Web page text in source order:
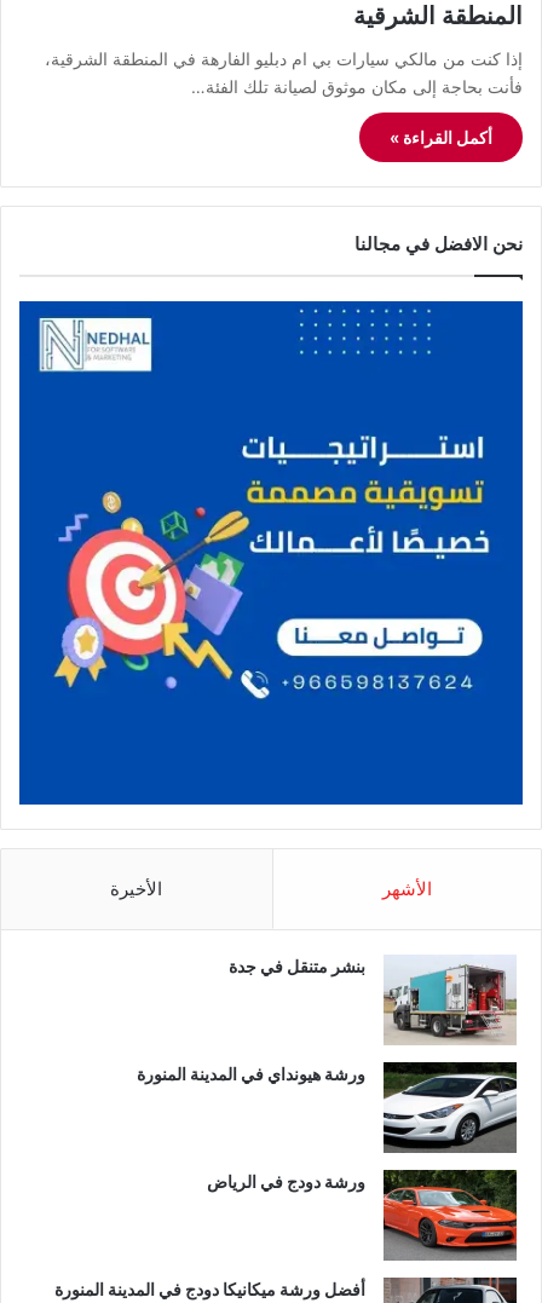
المنطقة الشرقية
​إذا كنت من مالكي سيارات بي ام دبليو الفارهة في المنطقة الشرقية،
فأنت بحاجة إلى مكان موثوق لصيانة تلك الفئة…
أكمل القراءة »
نحن الافضل في مجالنا
الأشهر الأخيرة
بنشر متنقل في جدة
ورشة هيونداي في المدينة المنورة
ورشة دودج في الرياض
أفضل ورشة ميكانيكا دودج في المدينة المنورة